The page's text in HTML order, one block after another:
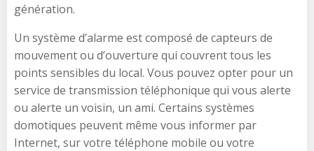
génération.
Un système d’alarme est composé de capteurs de
mouvement ou d’ouverture qui couvrent tous les
points sensibles du local. Vous pouvez opter pour un
service de transmission téléphonique qui vous alerte
ou alerte un voisin, un ami. Certains systèmes
domotiques peuvent même vous informer par
Internet, sur votre téléphone mobile ou votre